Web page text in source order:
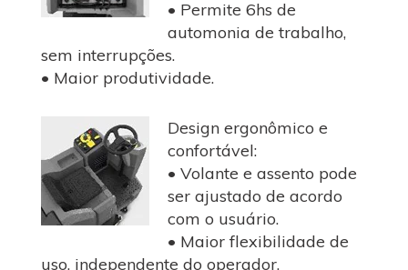
• Permite 6hs de
automonia de trabalho,
sem interrupções.
• Maior produtividade.
Design ergonômico e
confortável:
• Volante e assento pode
ser ajustado de acordo
com o usuário.
• Maior flexibilidade de
uso, independente do operador.